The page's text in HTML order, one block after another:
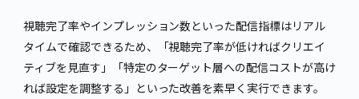
視聴完了率やインプレッション数といった配信指標はリアル
タイムで確認できるため、「視聴完了率が低ければクリエイ
ティブを見直す」「特定のターゲット層への配信コストが高け
れば設定を調整する」といった改善を素早く実行できます。